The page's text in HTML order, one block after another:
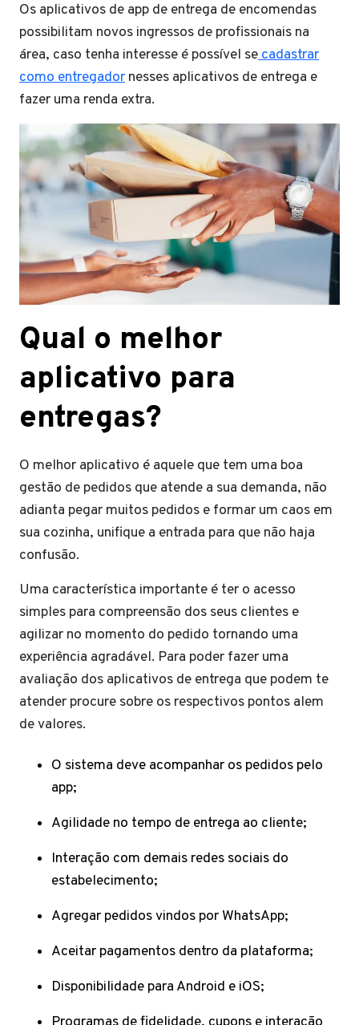
Os aplicativos de app de entrega de encomendas
possibilitam novos ingressos de profissionais na
área, caso tenha interesse é possível secadastrar
como entregador nesses aplicativos de entrega e
fazer uma renda extra.
Qual o melhor
aplicativo para
entregas?
O melhor aplicativo é aquele que tem uma boa
gestão de pedidos que atende a sua demanda, não
adianta pegar muitos pedidos e formar um caos em
sua cozinha, unifique a entrada para que não haja
confusão.
Uma característica importante é ter o acesso
simples para compreensão dos seus clientes e
agilizar no momento do pedido tornando uma
experiência agradável. Para poder fazer uma
avaliação dos aplicativos de entrega que podem te
atender procure sobre os respectivos pontos alem
de valores.
O sistema deve acompanhar os pedidos pelo
app;
Agilidade no tempo de entrega ao cliente;
Interação com demais redes sociais do
estabelecimento;
Agregar pedidos vindos por WhatsApp;
Aceitar pagamentos dentro da plataforma;
Disponibilidade para Android e iOS;